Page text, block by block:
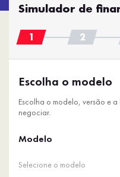
Simulador de
Escolha o modelo
Escolha o modelo, versão e
negociar.
Modelo
Selecione o modelo